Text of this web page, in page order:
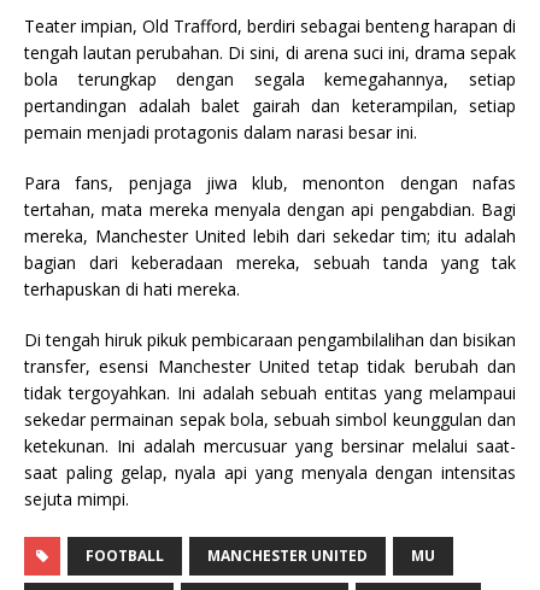
Teater impian, Old Trafford, berdiri sebagai benteng harapan di
tengah lautan perubahan. Di sini, di arena suci ini, drama sepak
bola terungkap dengan segala kemegahannya, setiap
pertandingan adalah balet gairah dan keterampilan, setiap
pemain menjadi protagonis dalam narasi besar ini.
Para fans, penjaga jiwa klub, menonton dengan nafas
tertahan, mata mereka menyala dengan api pengabdian. Bagi
mereka, Manchester United lebih dari sekedar tim; itu adalah
bagian dari keberadaan mereka, sebuah tanda yang tak
terhapuskan di hati mereka.
Di tengah hiruk pikuk pembicaraan pengambilalihan dan bisikan
transfer, esensi Manchester United tetap tidak berubah dan
tidak tergoyahkan. Ini adalah sebuah entitas yang melampaui
sekedar permainan sepak bola, sebuah simbol keunggulan dan
ketekunan. Ini adalah mercusuar yang bersinar melalui saat-
saat paling gelap, nyala api yang menyala dengan intensitas
sejuta mimpi.
FOOTBALL MANCHESTER UNITED MU